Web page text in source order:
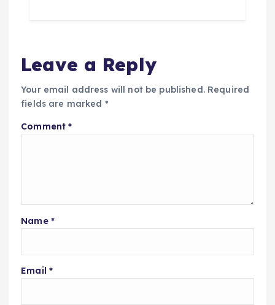
Leave a Reply
Your email address will not be published. Required
fields are marked *
Comment*
Name *
Email *